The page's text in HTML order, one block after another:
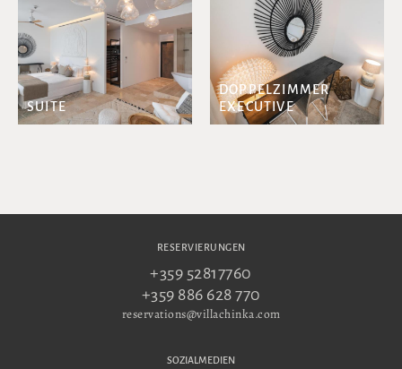
SUITE
DOPPELZIMMER
EXECUTIVE
RESERVIERUNGEN
+359 52817760
+359 886 628 770
reservations@villachinka.com
SOZIALMEDIEN